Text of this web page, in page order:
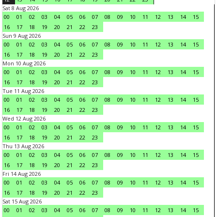
Sat 8 Aug 2026
00
01 02 03 04 05 06 07 08 09 10 11 12 13 14
15
16
17 18 19 20 21 22
23
Sun 9 Aug 2026
00
01 02 03 04 05 06 07 08 09 10 11 12 13 14
15
16
17 18 19 20 21 22
23
Mon 10 Aug 2026
00
01 02 03 04 05 06 07 08 09 10 11 12 13 14
15
16
17 18 19 20 21 22
23
Tue 11 Aug 2026
00
01 02 03 04 05 06 07 08 09 10 11 12 13 14
15
16
17 18 19 20 21 22
23
Wed 12 Aug 2026
00
01 02 03 04 05 06 07 08 09 10 11 12 13 14
15
16
17 18 19 20 21 22
23
Thu 13 Aug 2026
00
01 02 03 04 05 06 07 08 09 10 11 12 13 14
15
16
17 18 19 20 21 22
23
Fri 14 Aug 2026
00
01 02 03 04 05 06 07 08 09 10 11 12 13 14
15
16
17 18 19 20 21 22
23
Sat 15 Aug 2026
00
01 02 03 04 05 06 07 08 09 10 11 12 13 14
15